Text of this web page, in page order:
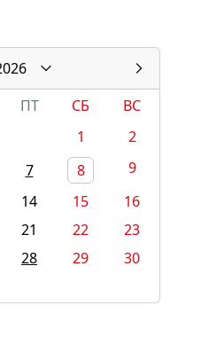
ПТ СБ
ВС
1
2
7 8
9
14 15
16
21 22
23
28 29
30